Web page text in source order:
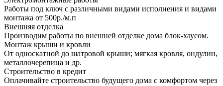
Работы под ключ с различными видами исполнения и видами
монтажа от 500р./м.п
Внешняя отделка
Производим работы по внешней отделке дома блок-хаусом.
Монтаж крыши и кровли
От односкатной до шатровой крыши; мягкая кровля, ондулин,
металлочерепица и др.
Строительство в кредит
Оплачивайте строительство будущего дома с комфортом через